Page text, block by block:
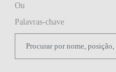
Ou
Palavras-chave